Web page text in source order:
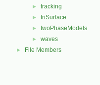
► tracking
► triSurface
► twoPhaseModels
► waves
► File Members